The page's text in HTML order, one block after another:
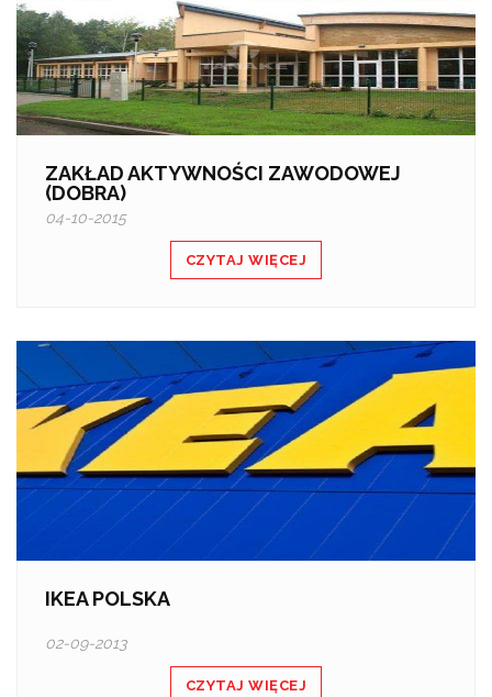
ZAKŁAD AKTYWNOŚCI ZAWODOWEJ
(DOBRA)
04-10-2015
CZYTAJ WIĘCEJ
IKEA POLSKA
02-09-2013
CZYTAJ WIĘCEJ